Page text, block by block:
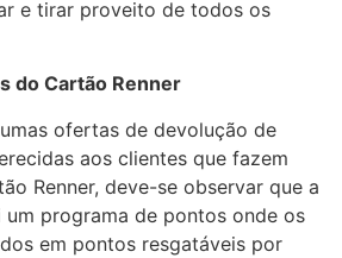
e tirar proveito de todos os
do Cartão Renner
ofertas de devolução de
aos clientes que fazem
Renner, deve-se observar que a
um programa de pontos onde os
em pontos resgatáveis por